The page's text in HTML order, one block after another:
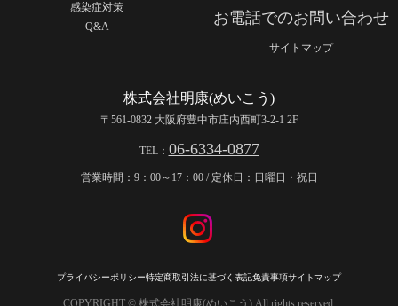
感染症対策
Q&A
お電話でのお問い合わせ
サイトマップ
株式会社明康(めいこう)
〒561-0832 大阪府豊中市庄内西町3-2-1 2F
TEL： 06-6334-0877
営業時間：9：00～17：00 / 定休日：日曜日・祝日
プライバシーポリシー特定商取引法に基づく表記免責事項サイトマップ
COPYRIGHT © 株式会社明康(めいこう) All rights reserved.